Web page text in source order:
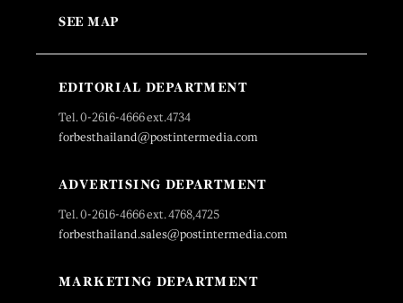
SEE MAP
EDITORIAL DEPARTMENT
Tel. 0-2616-4666 ext.4734
forbesthailand@postintermedia.com
ADVERTISING DEPARTMENT
Tel. 0-2616-4666 ext. 4768,4725
forbesthailand.sales@postintermedia.com
MARKETING DEPARTMENT